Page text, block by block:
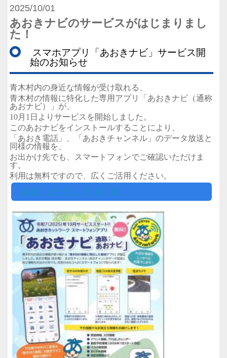
2025/10/01
あおきナビのサービスがはじまりまし
た！
スマホアプリ「あおきナビ」サービス開
始のお知らせ
青木村内の身近な情報が受け取れる、
青木村の情報に特化した専用アプリ「あおきナビ（通称
あおナビ）」が、
10月1日よりサービスを開始しました。
このあおナビをインストールすることにより、
「あおき電話」、「あおきチャンネル」のデータ放送と
同様の情報を、
お出かけ先でも、スマートフォンでご確認いただけま
す。
利用は無料ですので、広くご活用ください。
あおナビチラシ（ＰＤＦ版）